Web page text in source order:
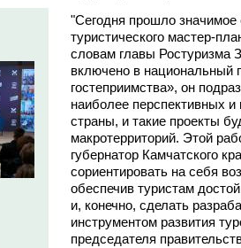
"Сегодня прошло
туристического мастер-
словам главы Ростуризма
включено в национальный
гостеприимства», он
наиболее перспективных
страны, и такие проекты
макротерриторий. Этой
губернатор Камчатского
сориентировать на себя
обеспечив туристам
и, конечно, сделать
инструментом развития
председателя